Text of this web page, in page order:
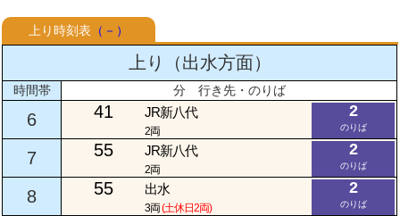
上り時刻表 （－）
上り（出水方面）
時間帯 分 行き先・のりば
6 41 JR新八代
2両
2
のりば
7 55 JR新八代
2両
2
のりば
8 55 出水
3両(土休日2両)
2
のりば